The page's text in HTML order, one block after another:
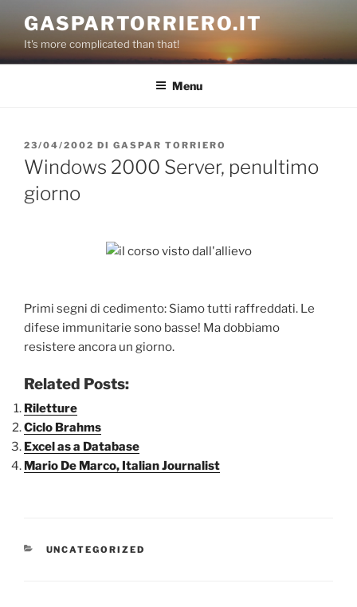
contenuto
GASPARTORRIERO.IT
It's more complicated than that!
Menu
PUBBLICATO
IL
23/04/2002 DI GASPAR TORRIERO
Windows 2000 Server, penultimo
giorno
Primi segni di cedimento: Siamo tutti raffreddati. Le
difese immunitarie sono basse! Ma dobbiamo
resistere ancora un giorno.
Related Posts:
Riletture
Ciclo Brahms
Excel as a Database
Mario De Marco, Italian Journalist
CATEGORIE
UNCATEGORIZED